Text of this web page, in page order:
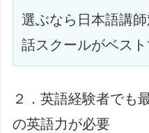
選ぶなら日本語講
話スクールがベスト
２．英語経験者でも
の英語力が必要